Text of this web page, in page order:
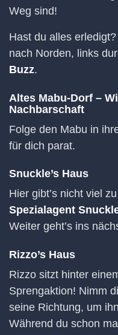
Weg sind!
Hast du alles
nach Norden, links
Buzz.
Altes Mabu-Dorf –
Nachbarschaft
Folge den Mabu in
für dich parat.
Snuckle’s Haus
Hier gibt’s nicht viel
Spezialagent
Weiter geht’s ins
Rizzo’s Haus
Rizzo sitzt hinter
Sprengaktion! Nimm
seine Richtung, um
Während du schon